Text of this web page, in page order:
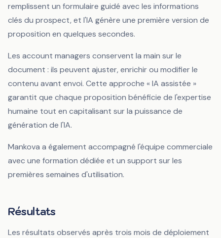
remplissent un formulaire guidé avec les informations
clés du prospect, et l'IA génère une première version de
proposition en quelques secondes.
Les account managers conservent la main sur le
document : ils peuvent ajuster, enrichir ou modifier le
contenu avant envoi. Cette approche « IA assistée »
garantit que chaque proposition bénéficie de l'expertise
humaine tout en capitalisant sur la puissance de
génération de l'IA.
Mankova a également accompagné l'équipe commerciale
avec une formation dédiée et un support sur les
premières semaines d'utilisation.
Résultats
Les résultats observés après trois mois de déploiement